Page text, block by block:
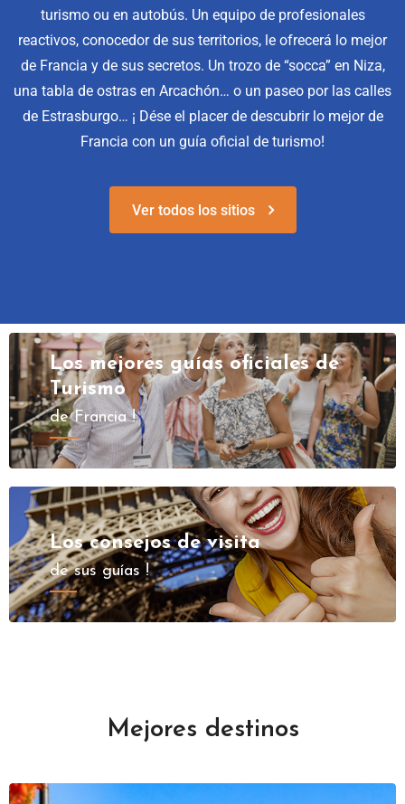
turismo ou en autobús. Un equipo de profesionales
reactivos, conocedor de sus territorios, le ofrecerá lo mejor
de Francia y de sus secretos. Un trozo de “socca” en Niza,
una tabla de ostras en Arcachón… o un paseo por las calles
de Estrasburgo… ¡ Dése el placer de descubrir lo mejor de
Francia con un guía oficial de turismo!
Ver todos los sitios
Los mejores guías oficiales de
Turismo
de Francia !
Los consejos de visita
de sus guías !
Mejores destinos